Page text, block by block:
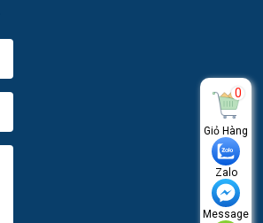
0
Giỏ Hàng
Zalo
Message